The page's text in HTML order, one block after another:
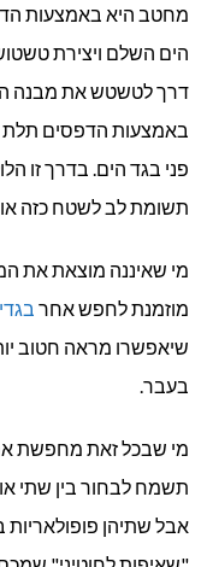
מחטב היא באמצעות
הים השלם ויצירת
דרך לטשטש את מבנה
באמצעות הדפסים תלת
פני בגד הים. בדרך זו
תשומת לב לשטח כזה
מי שאיננה מוצאת את
מוזמנת לחפש אחר
שיאפשרו מראה חטוב
בעבר.
מי שבכל זאת מחפשת
תשמח לבחור בין שתי
אבל שתיהן פופולאריות